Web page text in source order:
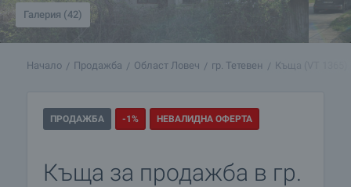
Галерия (42)
Начало Продажба Област Ловеч гр. Тетевен Къща (VT 1365)
ПРОДАЖБА -1% НЕВАЛИДНА ОФЕРТА
Къща за продажба в гр.